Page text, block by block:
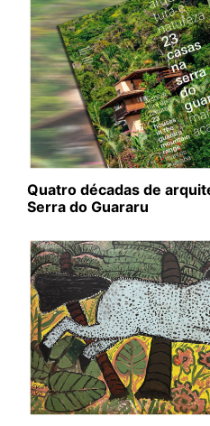
Quatro décadas de
Serra do Guararu